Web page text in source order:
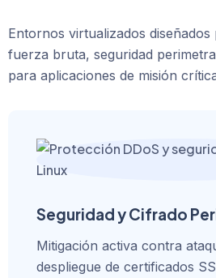
Entornos virtualizados
fuerza bruta, seguridad
para aplicaciones de misión
Seguridad y Cifrado
Mitigación activa contra
despliegue de certificados